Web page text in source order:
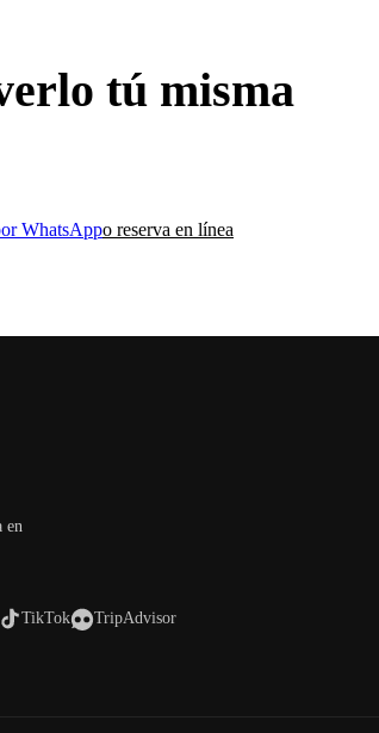
tú misma
WhatsAppo reserva en línea
en
TikTok TripAdvisor